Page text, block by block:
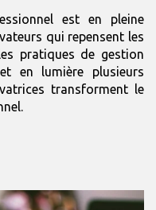
est en pleine
qui repensent les
pratiques de gestion
en lumière plusieurs
transforment le